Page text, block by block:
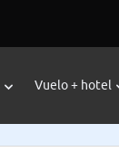
Vuelo + hotel